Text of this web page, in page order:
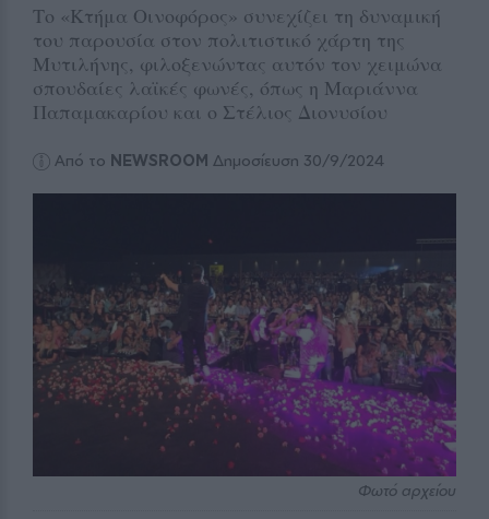
Το «Κτήμα Οινοφόρος» συνεχίζει τη δυναμική
του παρουσία στον πολιτιστικό χάρτη της
Μυτιλήνης, φιλοξενώντας αυτόν τον χειμώνα
σπουδαίες λαϊκές φωνές, όπως η Μαριάννα
Παπαμακαρίου και ο Στέλιος Διονυσίου
Από το NEWSROOM Δημοσίευση 30/9/2024
Φωτό αρχείου